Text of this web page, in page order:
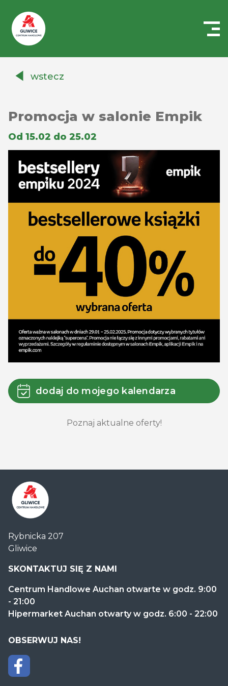
Auchanwstecz
Promocja w salonie Empik
Od 15.02 do 25.02
dodaj do mojego kalendarza
Poznaj aktualne oferty!
Handlowe
Auchan
Gliwice
Rybnicka 207
Gliwice
SKONTAKTUJ SIĘ Z NAMI
Centrum Handlowe Auchan otwarte w godz. 9:00
- 21:00
Hipermarket Auchan otwarty w godz. 6:00 - 22:00
OBSERWUJ NAS!